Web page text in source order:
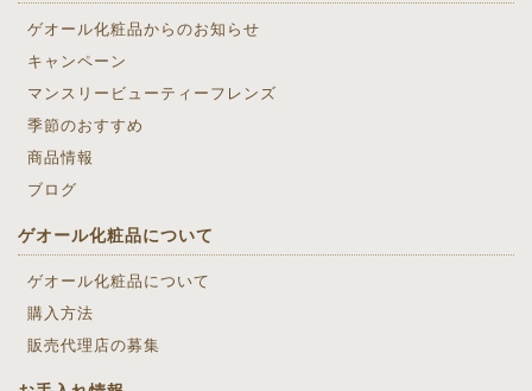
ゲオール化粧品からのお知らせ
キャンペーン
マンスリービューティーフレンズ
季節のおすすめ
商品情報
ブログ
ゲオール化粧品について
ゲオール化粧品について
購入方法
販売代理店の募集